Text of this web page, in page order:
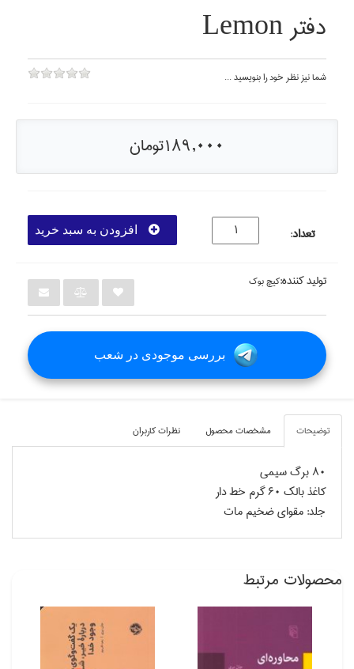
دفتر Lemon
شما نيز نظر خود را بنويسيد ...
189,000تومان
تعداد: افزودن به سبد خرید
تولید کننده:كيچ بوك
بررسی موجودی در شعب
توضيحات مشخصات محصول نظرات کاربران
80 برگ سيمي
كاغذ بالك 60 گرم خط دار
جلد: مقواي ضخيم مات
محصولات مرتبط